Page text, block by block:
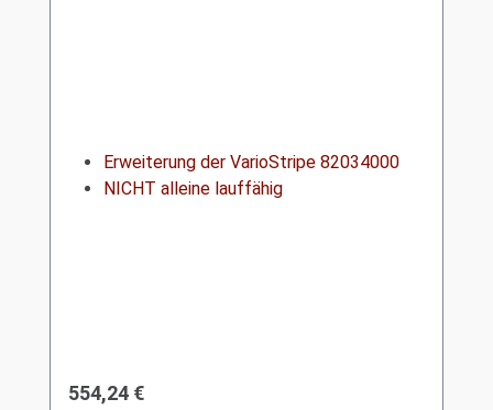
Erweiterung der VarioStripe 82034000
NICHT alleine lauffähig
Regulärer Preis:
554,24 €